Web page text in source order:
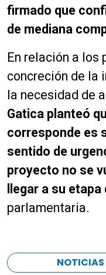
firmado que
de mediana
En relación a los
concreción de la
la necesidad de
Gatica planteó
corresponde es
sentido de
proyecto no se
llegar a su
parlamentaria.